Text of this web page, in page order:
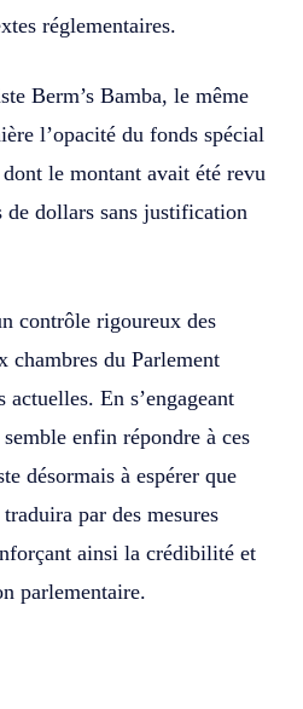
réglementaires.
Berm’s Bamba, le même
l’opacité du fonds spécial
le montant avait été revu
dollars sans justification
contrôle rigoureux des
chambres du Parlement
En s’engageant
enfin répondre à ces
désormais à espérer que
par des mesures
ainsi la crédibilité et
parlementaire.